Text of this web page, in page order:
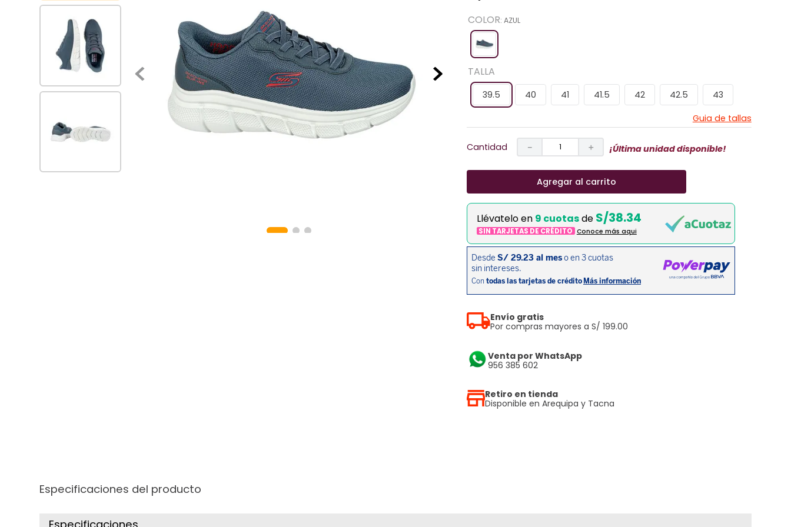
COLOR: AZUL
TALLA
39.5 40 41 41.5 42 42.5
43
Guia de tallas
Cantidad ＋
－ ¡Última unidad disponible!
Agregar al carrito
Llévatelo en 9 cuotasde S/38.34
SIN TARJETAS DE CRÉDITO Conoce más aqui
Envío gratis
Por compras mayores a S/ 199.00
Venta por WhatsApp
956 385 602
Retiro en tienda
Disponible en Arequipa y Tacna
Especificaciones del producto
beige
zapatos
zapatillas mujer